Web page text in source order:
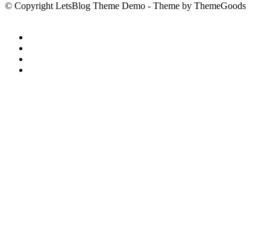
© Copyright LetsBlog Theme Demo - Theme by ThemeGoods